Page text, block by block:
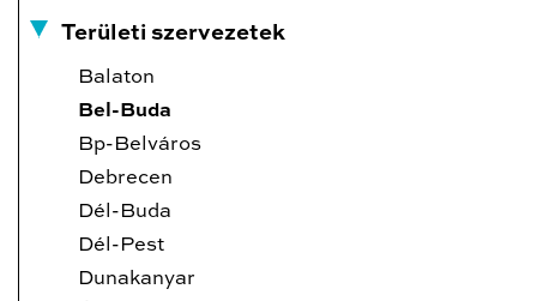
Területi szervezetek
Balaton
Bel-Buda
Bp-Belváros
Debrecen
Dél-Buda
Dél-Pest
Dunakanyar